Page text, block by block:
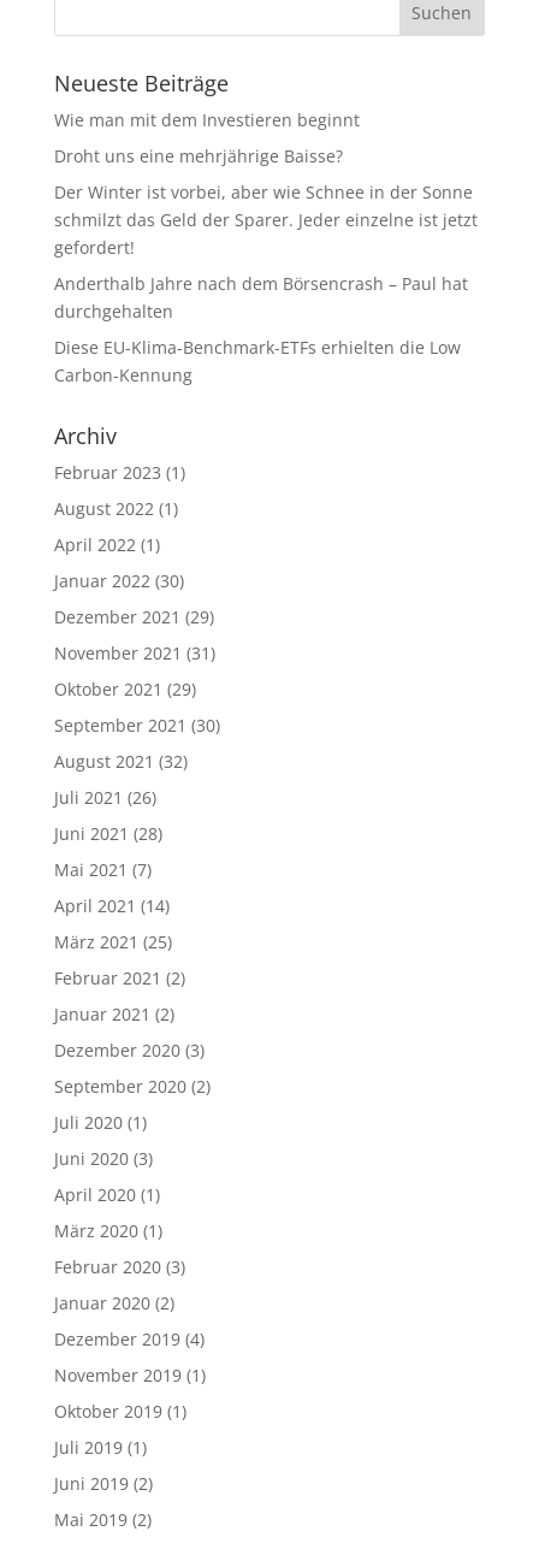
Neueste Beiträge
Wie man mit dem Investieren beginnt
Droht uns eine mehrjährige Baisse?
Der Winter ist vorbei, aber wie Schnee in der Sonne
schmilzt das Geld der Sparer. Jeder einzelne ist jetzt
gefordert!
Anderthalb Jahre nach dem Börsencrash – Paul hat
durchgehalten
Diese EU-Klima-Benchmark-ETFs erhielten die Low
Carbon-Kennung
Archiv
Februar 2023 (1)
August 2022(1)
April 2022(1)
Januar 2022(30)
Dezember 2021 (29)
November 2021 (31)
Oktober 2021 (29)
September 2021 (30)
August 2021 (32)
Juli 2021 (26)
Juni 2021 (28)
Mai 2021 (7)
April 2021 (14)
März 2021 (25)
Februar 2021 (2)
Januar 2021 (2)
Dezember 2020(3)
September 2020(2)
Juli 2020(1)
Juni 2020(3)
April 2020(1)
März 2020(1)
Februar 2020(3)
Januar 2020(2)
Dezember 2019(4)
November 2019(1)
Oktober 2019(1)
Juli 2019(1)
Juni 2019(2)
Mai 2019(2)